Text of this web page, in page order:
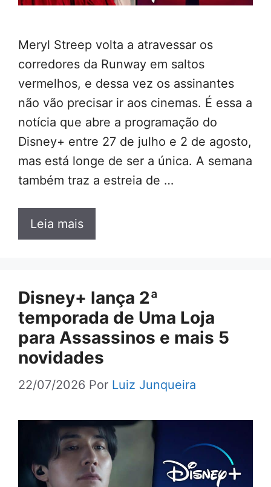
Meryl Streep volta a atravessar os
corredores da Runway em saltos
vermelhos, e dessa vez os assinantes
não vão precisar ir aos cinemas. É essa a
notícia que abre a programação do
Disney+ entre 27 de julho e 2 de agosto,
mas está longe de ser a única. A semana
também traz a estreia de …
Leia mais
Disney+ lança 2ª
temporada de Uma Loja
para Assassinos e mais 5
novidades
22/07/2026 Por Luiz Junqueira